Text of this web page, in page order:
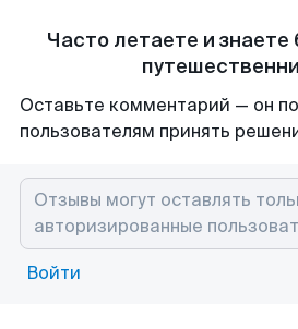
Часто летаете и знаете
Оставьте комментарий — он
пользователям принять
Войти